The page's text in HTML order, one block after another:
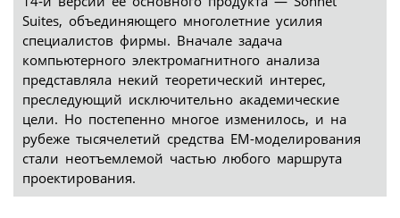
Suites, объединяющего многолетние усилия
специалистов фирмы. Вначале задача
компьютерного электромагнитного анализа
представляла некий теоретический интерес,
преследующий исключительно академические
цели. Но постепенно многое изменилось, и на
рубеже тысячелетий средства EM-моделирования
стали неотъемлемой частью любого маршрута
проектирования.